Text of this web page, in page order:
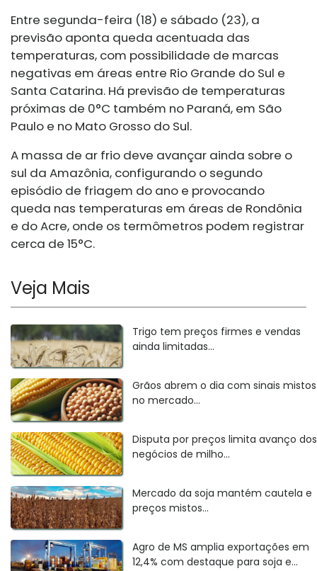
Entre segunda-feira (18) e sábado (23), a
previsão aponta queda acentuada das
temperaturas, com possibilidade de marcas
negativas em áreas entre Rio Grande do Sul e
Santa Catarina. Há previsão de temperaturas
próximas de 0°C também no Paraná, em São
Paulo e no Mato Grosso do Sul.
A massa de ar frio deve avançar ainda sobre o
sul da Amazônia, configurando o segundo
episódio de friagem do ano e provocando
queda nas temperaturas em áreas de Rondônia
e do Acre, onde os termômetros podem registrar
cerca de 15°C.
Veja Mais
Trigo tem preços firmes e vendas
ainda limitadas...
Grãos abrem o dia com sinais mistos
no mercado...
Disputa por preços limita avanço dos
negócios de milho...
Mercado da soja mantém cautela e
preços mistos...
Agro de MS amplia exportações em
12,4% com destaque para soja e...